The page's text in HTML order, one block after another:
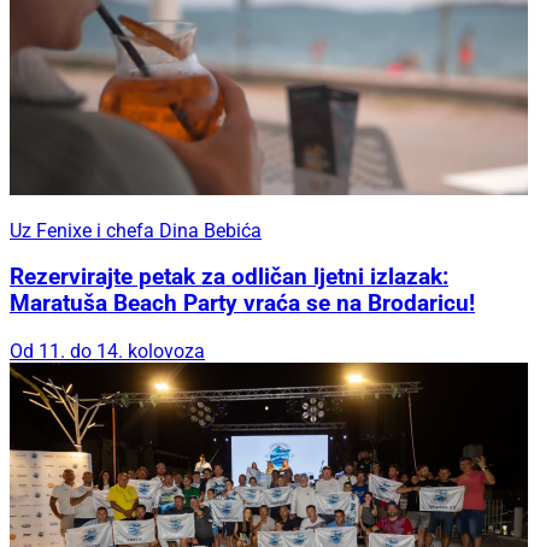
Uz Fenixe i chefa Dina Bebića
Rezervirajte petak za odličan ljetni izlazak:
Maratuša Beach Party vraća se na Brodaricu!
Od 11. do 14. kolovoza